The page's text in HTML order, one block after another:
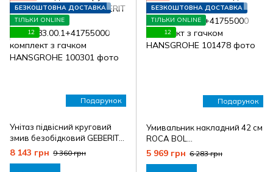
Подарунок
БЕЗКОШТОВНА ДОСТАВКА
ТІЛЬКИ ONLINE
12
Унітаз підвісний круговий
змив безобідковий GEBERIT
SELNOVA
A503.083.00.1+41755000
8 143 грн 9 360 грн
Подарунок
БЕЗКОШТОВНА ДОСТАВКА
ТІЛЬКИ ONLINE
12
Умивальник накладний 42 см
ROCA BOL
AA32787M000+41755000
комплект з гачком
5 969 грн 6 283 грн